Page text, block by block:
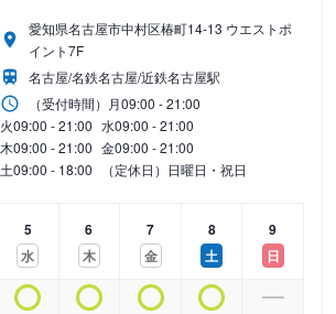
愛知県名古屋市中村区椿町14-13 ウエストポ
イント7F
名古屋/名鉄名古屋/近鉄名古屋駅
（受付時間） 月09:00 - 21:00
火09:00 - 21:00 水09:00 - 21:00
木09:00 - 21:00 金09:00 - 21:00
土09:00 - 18:00 （定休日）日曜日・祝日
5
水
6
木
7
金
8
土
9
日